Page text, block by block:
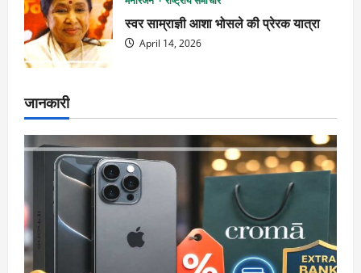
स्वर साम्राज्ञी आशा भोसले की प्रेरक यात्रा
April 14, 2026
जानकारी